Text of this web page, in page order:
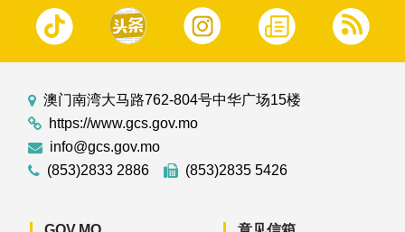
澳门南湾大马路762-804号中华广场15楼
https://www.gcs.gov.mo
info@gcs.gov.mo
(853)2833 2886
(853)2835 5426